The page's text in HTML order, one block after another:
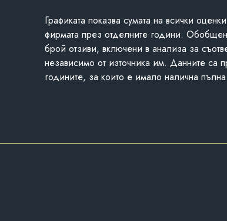
Графиката показва сумата на всички
фирмата през отделните години.
брой отзиви, включени в анализа за
независимо от източника им. Данните са
годините, за които е имало налична